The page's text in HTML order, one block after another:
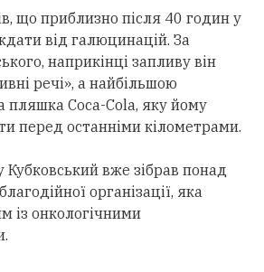
що приблизно після 40 годин у
від галюцинацій. За
наприкінці запливу він
речі», а найбільшою
пляшка Coca-Cola, яку йому
перед останніми кілометрами.
Кубковський вже зібрав понад
організації, яка
із онкологічними